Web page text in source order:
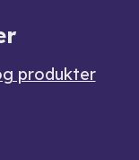
produkter